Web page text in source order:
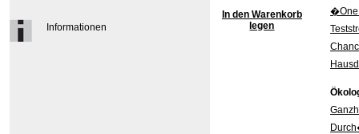
Informationen
In den Warenkorb
legen
�One